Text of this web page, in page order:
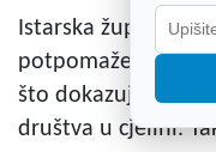
Istarska županija
potpomaže
što dokazuje
društva u cjelini.